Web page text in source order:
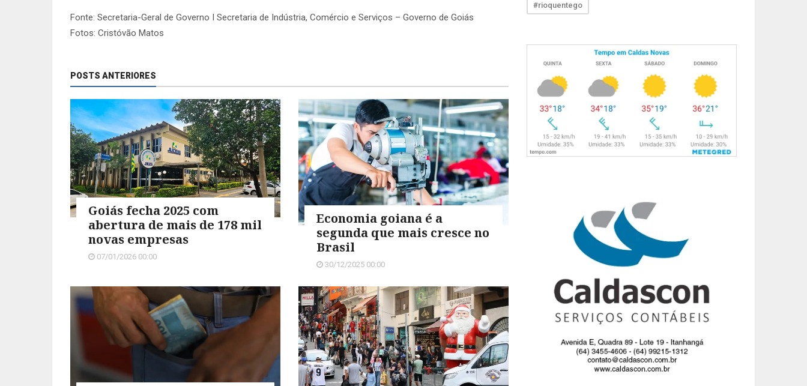
Fonte: Secretaria-Geral de Governo I Secretaria de Indústria, Comércio e Serviços – Governo de Goiás
Fotos: Cristóvão Matos
POSTS ANTERIORES
Goiás fecha 2025 com
abertura de mais de 178 mil
novas empresas
07/01/2026 00:00
Economia goiana é a
segunda que mais cresce no
Brasil
30/12/2025 00:00
#rioquentego